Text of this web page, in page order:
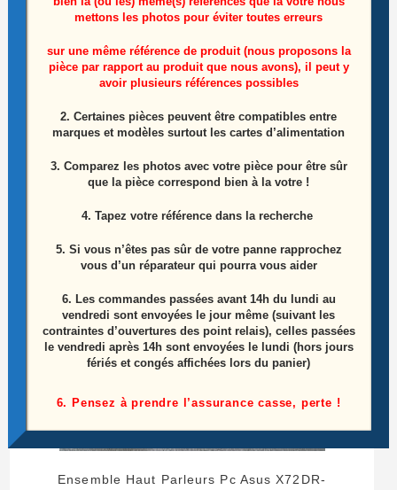
Lecteur De Cartes Pc Asus X72DR-TY048V
15,00
prix
initial
13,50€
prix
actuel
Ensemble Haut Parleurs Pc Asus X72DR-
mettons les photos pour éviter toutes erreurs
sur une même référence de produit (nous proposons la
pièce par rapport au produit que nous avons), il peut y
avoir plusieurs références possibles
2. Certaines pièces peuvent être compatibles entre
marques et modèles surtout les cartes d’alimentation
3. Comparez les photos avec votre pièce pour être sûr
que la pièce correspond bien à la votre !
4. Tapez votre référence dans la recherche
5. Si vous n’êtes pas sûr de votre panne rapprochez
vous d’un réparateur qui pourra vous aider
6. Les commandes passées avant 14h du lundi au
vendredi sont envoyées le jour même (suivant les
contraintes d’ouvertures des point relais), celles passées
le vendredi après 14h sont envoyées le lundi (hors jours
fériés et congés affichées lors du panier)
6. Pensez à prendre l’assurance casse, perte !